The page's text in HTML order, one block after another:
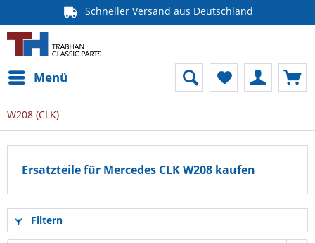
Schneller Versand aus Deutschland
Menü
W208 (CLK)
Ersatzteile für Mercedes CLK W208 kaufen
Filtern